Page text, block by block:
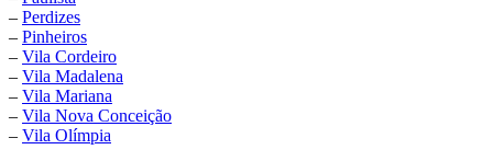
– Perdizes
– Pinheiros
– Vila Cordeiro
– Vila Madalena
– Vila Mariana
– Vila Nova Conceição
– Vila Olímpia